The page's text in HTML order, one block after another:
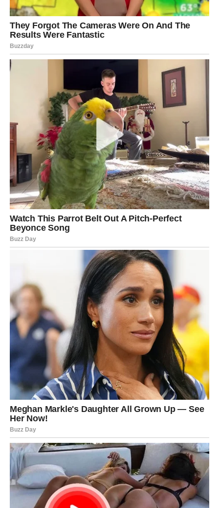
povezana s poslom, porodicom ili planom koji vam je
veoma važan.
Nakon toga osjetićete veliko olakšanje i novu motivaciju.
Zdravlje i energija
Današnji dan donosi stabilnu energiju, ali ciganske karte
savjetuju da pronađete dovoljno vremena za odmor.
Nemojte preuzimati previše obaveza odjednom. Kratka
šetnja, boravak na svježem vazduhu ili razgovor sa
dragom osobom pomoći će vam da vratite unutrašnji mir.
Kada ste opušteni, mnogo lakše pronalazite najbolja
rješenja za sve što vas očekuje.
Savjet ciganskih karata
Današnji dan donosi mnogo više lijepih prilika nego što
na prvi pogled izgleda. Nemojte dozvoliti da vas sitne
brige udalje od pozitivnih događaja koji vas okružuju.
Obratite pažnju na riječi ljudi kojima vjerujete, budite
otvoreni za nove razgovore i prihvatite svaku iskrenu
podršku koja vam bude pružena.
Sudbina vam danas šalje priliku da zatvorite jedno teško
poglavlje i sa mnogo više optimizma zakoračite u novi
period. Posao će donositi zadovoljstvo, finansije će biti
stabilnije, ljubavni život topliji, a porodični odnosi
ispunjeni razumijevanjem.
Ovaj dan može postati jedan od onih koje ćete pamtiti po
lijepim vijestima, iskrenim emocijama i osjećaju da se
život konačno razvija baš onako kako ste priželjkivali.
Iskoristite svaki trenutak, vjerujte sebi i dozvolite sreći da
pronađe put do vas.